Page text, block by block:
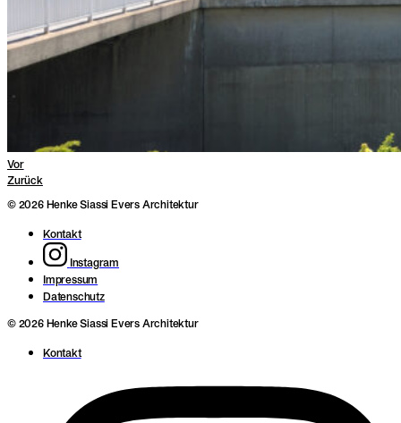
Vor
Zurück
© 2026 Henke Siassi Evers Architektur
Kontakt
Instagram
Impressum
Datenschutz
© 2026 Henke Siassi Evers Architektur
Kontakt